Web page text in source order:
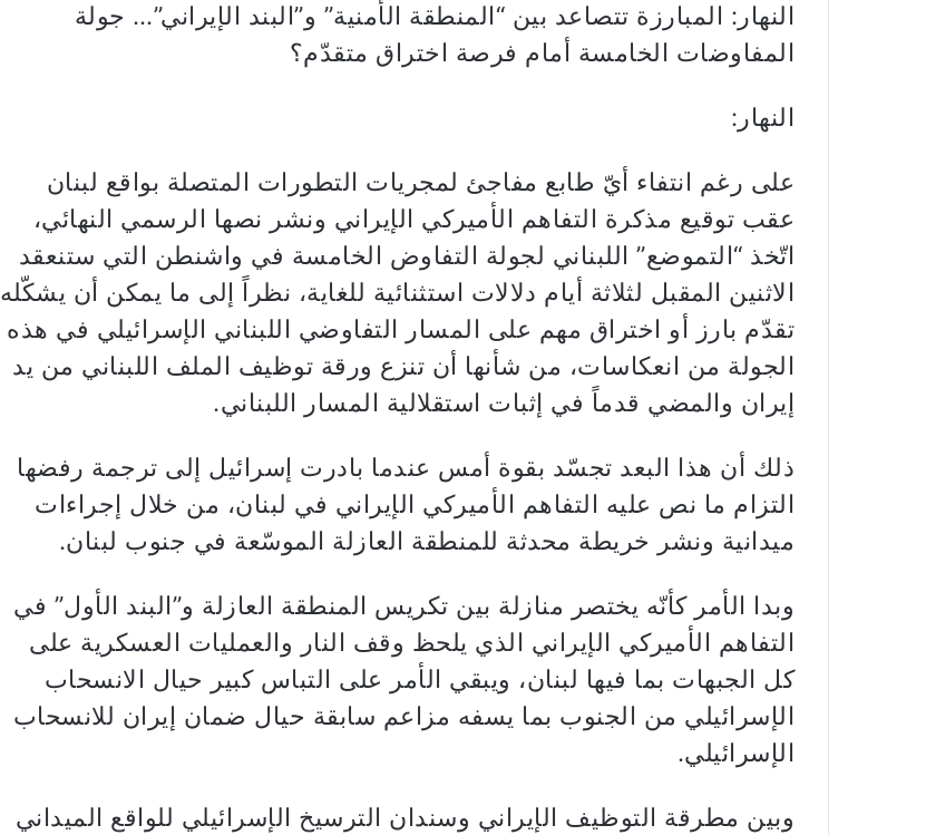
النهار: المبارزة تتصاعد بين “المنطقة الأمنية” و”البند الإيراني”… جولة
المفاوضات الخامسة أمام فرصة اختراق متقدّم؟
النهار:
على رغم انتفاء أيّ طابع مفاجئ لمجريات التطورات المتصلة بواقع لبنان
عقب توقيع مذكرة التفاهم الأميركي الإيراني ونشر نصها الرسمي النهائي،
اتّخذ “التموضع” اللبناني لجولة التفاوض الخامسة في واشنطن التي ستنعقد
الاثنين المقبل لثلاثة أيام دلالات استثنائية للغاية، نظراً إلى ما يمكن أن يشكّله
تقدّم بارز أو اختراق مهم على المسار التفاوضي اللبناني الإسرائيلي في هذه
الجولة من انعكاسات، من شأنها أن تنزع ورقة توظيف الملف اللبناني من يد
إيران والمضي قدماً في إثبات استقلالية المسار اللبناني.
ذلك أن هذا البعد تجسّد بقوة أمس عندما بادرت إسرائيل إلى ترجمة رفضها
التزام ما نص عليه التفاهم الأميركي الإيراني في لبنان، من خلال إجراءات
ميدانية ونشر خريطة محدثة للمنطقة العازلة الموسّعة في جنوب لبنان.
وبدا الأمر كأنّه يختصر منازلة بين تكريس المنطقة العازلة و”البند الأول” في
التفاهم الأميركي الإيراني الذي يلحظ وقف النار والعمليات العسكرية على
كل الجبهات بما فيها لبنان، ويبقي الأمر على التباس كبير حيال الانسحاب
الإسرائيلي من الجنوب بما يسفه مزاعم سابقة حيال ضمان إيران للانسحاب
الإسرائيلي.
وبين مطرقة التوظيف الإيراني وسندان الترسيخ الإسرائيلي للواقع الميداني